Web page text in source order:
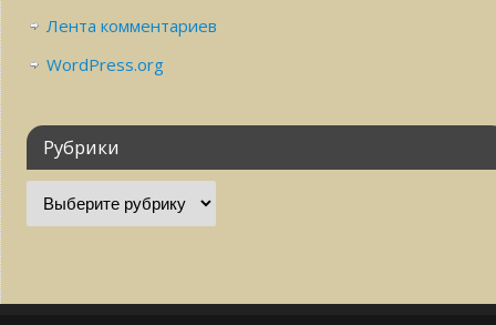
Лента комментариев
WordPress.org
Рубрики